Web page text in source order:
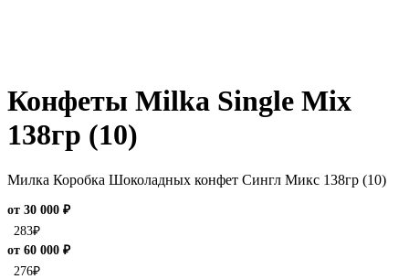
Конфеты Milka Single Mix
138гр (10)
Милка Коробка Шоколадных конфет Сингл Микс 138гр (10)
от 30 000 ₽
283₽
от 60 000 ₽
276₽